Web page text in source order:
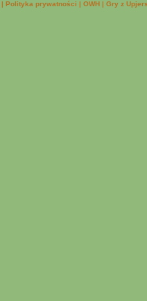
| Polityka prywatności | OWH | Gry z